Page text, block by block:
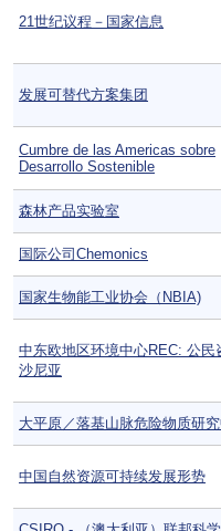
21世纪议程－国家信息
发展可替代方案集团
Cumbre de las Americas sobre
Desarrollo Sostenible
森林产品实验室
国际公司Chemonics
国家生物能工业协会（NBIA)
中东欧地区环境中心REC: 公民
沙尼亚
大平原／落基山脉危险物质研
中国自然资源可持续发展形势